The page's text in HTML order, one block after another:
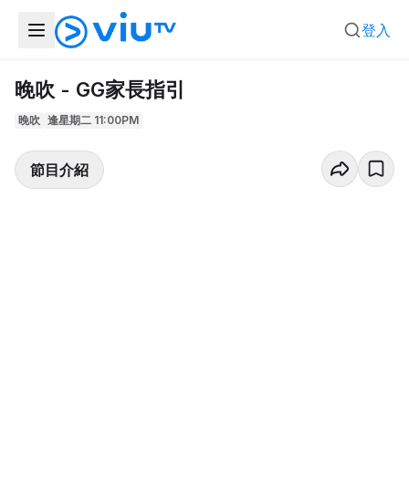
登入
晚吹 - GG家長指引
晚吹 逢星期二 11:00PM
節目介紹